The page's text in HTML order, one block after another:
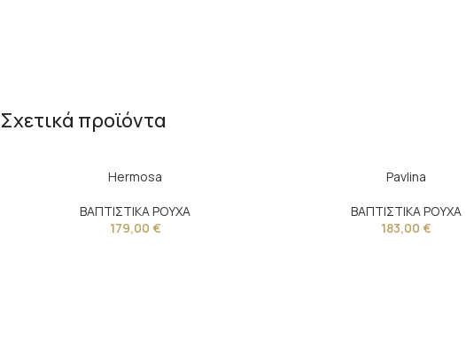
Σχετικά προϊόντα
Hermosa
ΒΑΠΤΙΣΤΙΚΑ ΡΟΥΧΑ
179,00 €
Pavlina
ΒΑΠΤΙΣΤΙΚΑ ΡΟΥΧΑ
183,00 €